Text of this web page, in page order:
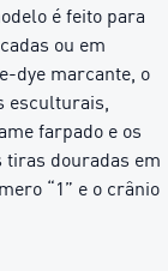
é feito para
ou em
dye marcante, o
esculturais,
farpado e os
douradas em
“1” e o crânio